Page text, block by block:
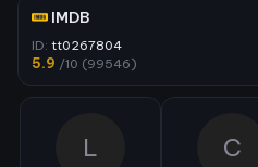
IMDB
ID: tt0267804
5.9 /10 (99546)
L C